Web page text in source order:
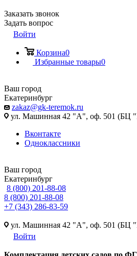
Заказать звонок
Задать вопрос
Войти
Корзина0
Избранные товары0
Ваш город
Екатеринбург
zakaz@gk-teremok.ru
ул. Машинная 42 "А", оф. 501 (БЦ
Вконтакте
Одноклассники
Ваш город
Екатеринбург
8 (800) 201-88-08
8 (800) 201-88-08
+7 (343) 286-83-59
ул. Машинная 42 "А", оф. 501 (БЦ
Войти